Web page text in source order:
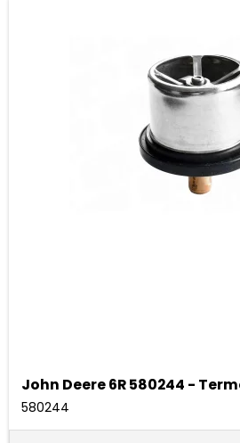
John Deere 6R 580244 -
580244